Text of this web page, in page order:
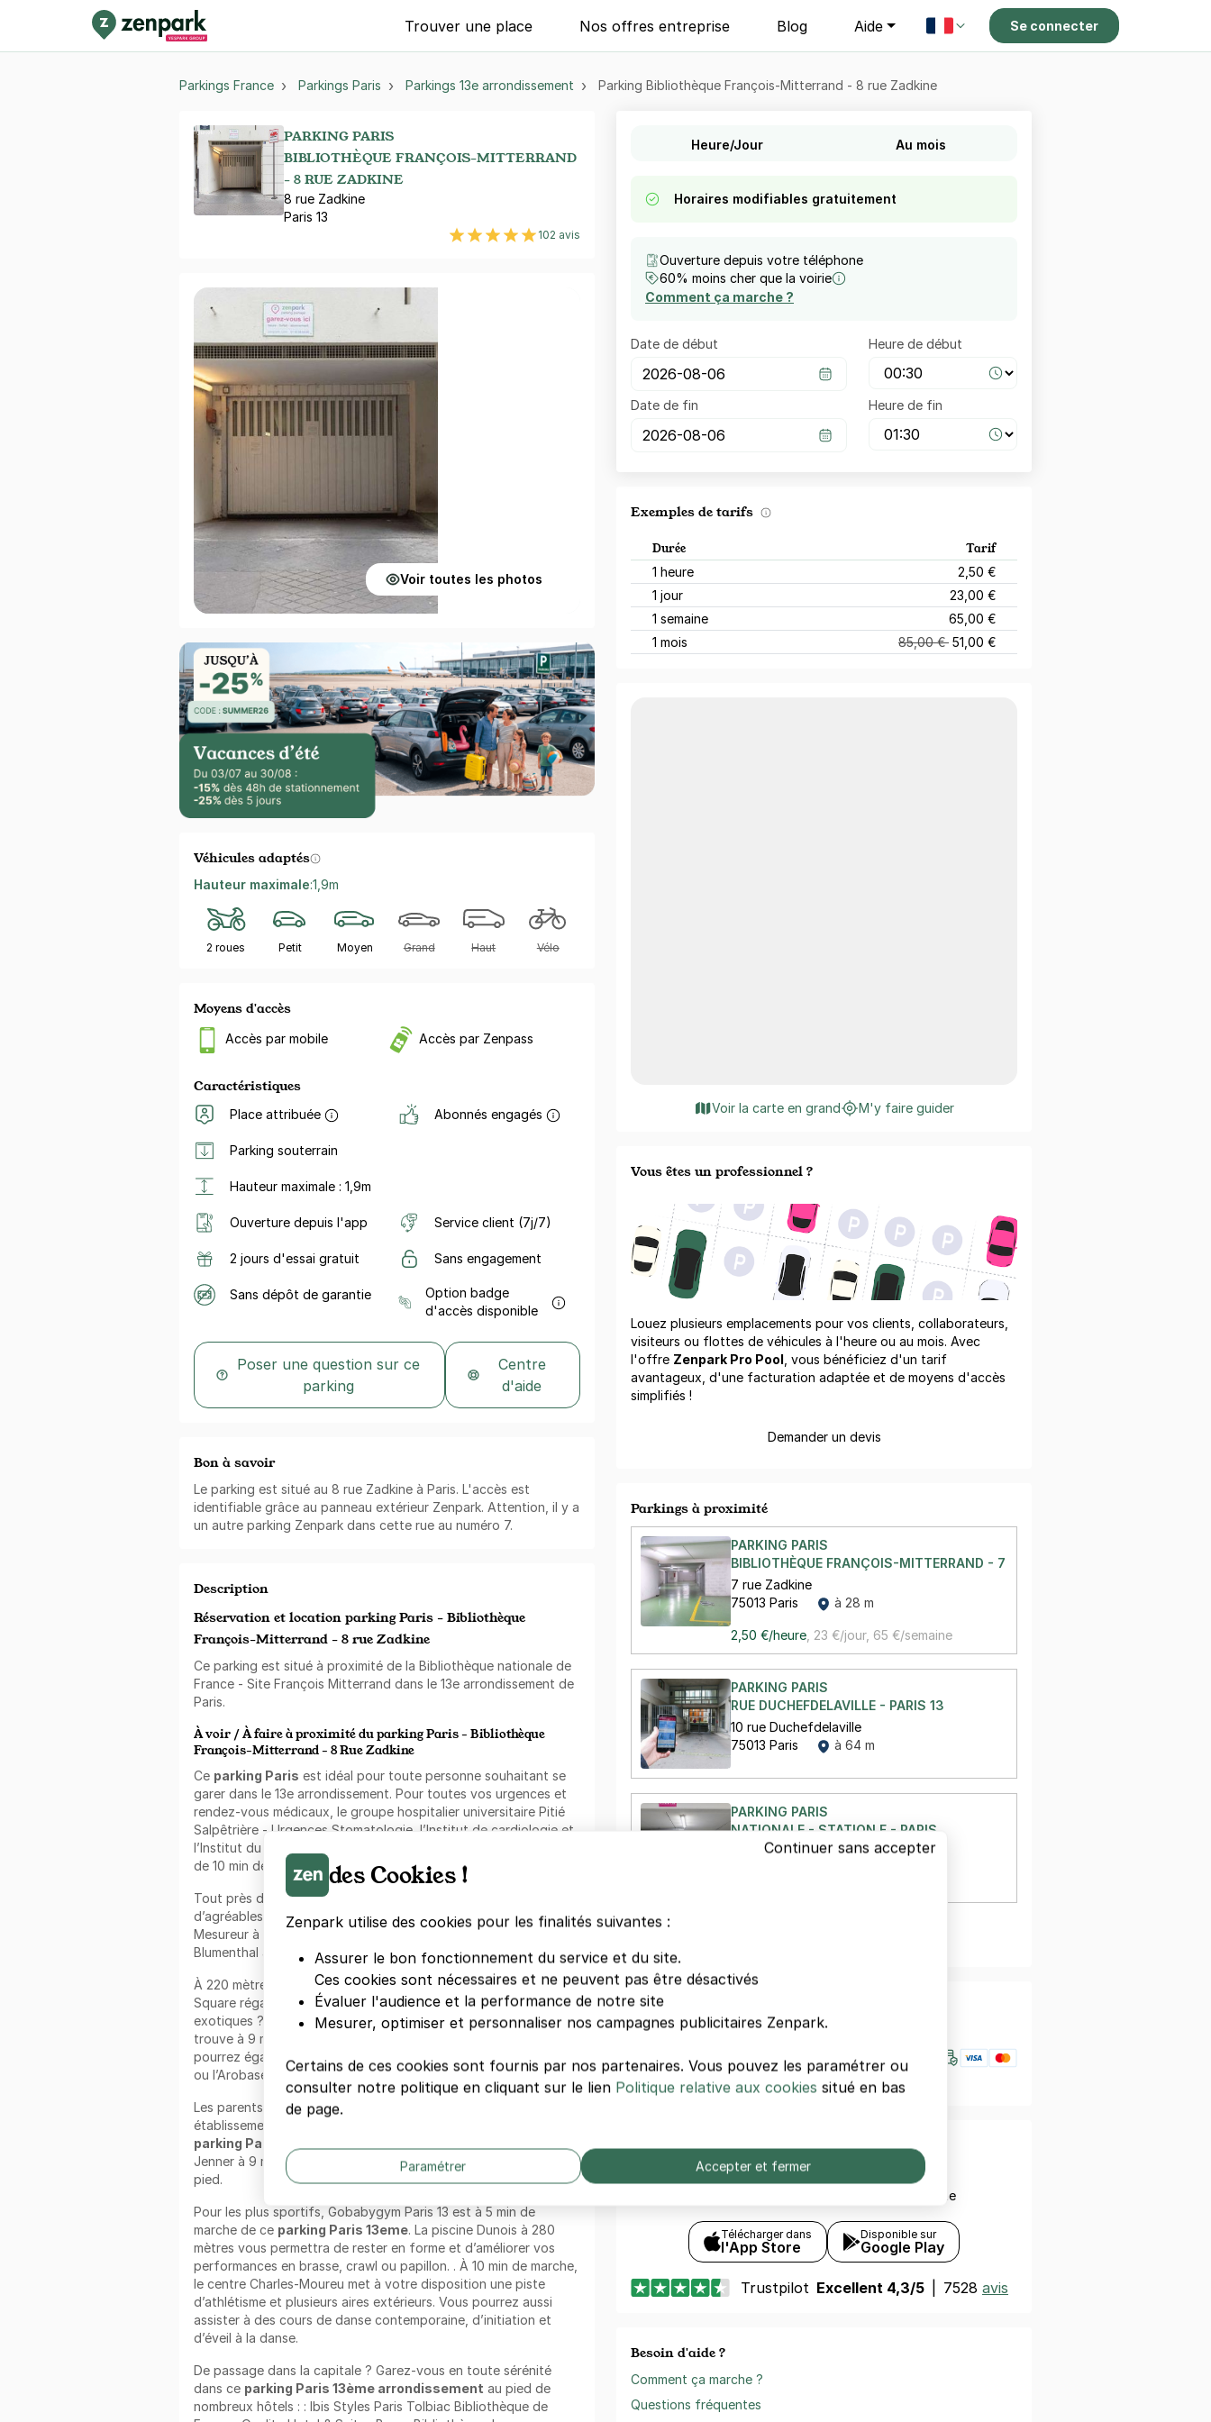
Trouver une place Nos offres entreprise Blog Aide Se connecter
Parkings France Parkings Paris Parkings 13e arrondissement Parking Bibliothèque François-Mitterrand - 8 rue Zadkine
PARKING PARIS
BIBLIOTHÈQUE FRANÇOIS-MITTERRAND
- 8 RUE ZADKINE
8 rue Zadkine
Paris 13
102 avis
Voir toutes les photos
Véhicules adaptés
Hauteur maximale:1,9m
2 roues Petit Moyen Grand Haut Vélo
Moyens d'accès
Accès par mobile Accès par Zenpass
Caractéristiques
Place attribuée Abonnés engagés
Parking souterrain
Hauteur maximale : 1,9m
Ouverture depuis l'app Service client (7j/7)
2 jours d'essai gratuit Sans engagement
Sans dépôt de garantie
Option badge
d'accès disponible
Poser une question sur ce
parking
Centre
d'aide
Bon à savoir
Le parking est situé au 8 rue Zadkine à Paris. L'accès est
identifiable grâce au panneau extérieur Zenpark. Attention, il y a
un autre parking Zenpark dans cette rue au numéro 7.
Description
Réservation et location parking Paris - Bibliothèque
François-Mitterrand - 8 rue Zadkine
Ce parking est situé à proximité de la Bibliothèque nationale de
France - Site François Mitterrand dans le 13e arrondissement de
Paris.
À voir / À faire à proximité du parking Paris - Bibliothèque
François-Mitterrand - 8 Rue Zadkine
Ce parking Paris est idéal pour toute personne souhaitant se
garer dans le 13e arrondissement. Pour toutes vos urgences et
rendez-vous médicaux, le groupe hospitalier universitaire Pitié
Salpêtrière - Urgences Stomatologie, l’Institut de cardiologie et
l’Institut du Cerveau et de la Moelle épinière sont tous à moins
de 10 min de marche.
Tout près de ceparking Paris 13
d’agréables balades dans les parcs suivants : le square Gustave-
Mesureur à 9 min à pied, le square Luis Say et le square Florence
Blumenthal à 10 min de marche.
À 220 mètres de ce parking Paris 13e, le restaurant Season
Square régalera vos papilles. À la recherche de saveurs
exotiques ? Le restaurant Khanchi est un bon choix car il se
trouve à 9 min de marche en passant par la rue Dunois. Vous
pourrez également prendre un bon café chez Anticafé Station F
ou l’Arobase Café situés à moins de 8 min à pied.
Les parents seront heureux de conduire leurs enfants aux
établissements suivants : l’école Primo-Levi à 12 min à pied de ce
parking Paris 13eme arrondissement
Jenner à 9 min de marche et l’école élémentaire Fagon à 15 min à
pied.
Pour les plus sportifs, Gobabygym Paris 13 est à 5 min de
marche de ce parking Paris 13eme. La piscine Dunois à 280
mètres vous permettra de rester en forme et d’améliorer vos
performances en brasse, crawl ou papillon. . À 10 min de marche,
le centre Charles-Moureu met à votre disposition une piste
d’athlétisme et plusieurs aires extérieurs. Vous pourrez aussi
assister à des cours de danse contemporaine, d’initiation et
d’éveil à la danse.
De passage dans la capitale ? Garez-vous en toute sérénité
dans ce parking Paris 13ème arrondissement au pied de
nombreux hôtels : : Ibis Styles Paris Tolbiac Bibliothèque de
Au mois
Heure/Jour
Horaires modifiables gratuitement
Ouverture depuis votre téléphone
60% moins cher que la voirie
Comment ça marche ?
Date de début Heure de début
Date de fin Heure de fin
Exemples de tarifs
Durée
Tarif
1 heure
2,50 €
1 jour
23,00 €
1 semaine
65,00 €
1 mois
85,00 € 51,00 €
Voir la carte en grand M'y faire guider
Vous êtes un professionnel ?
Louez plusieurs emplacements pour vos clients, collaborateurs,
visiteurs ou flottes de véhicules à l'heure ou au mois. Avec
l'offre Zenpark Pro Pool , vous bénéficiez d'un tarif
avantageux, d'une facturation adaptée et de moyens d'accès
simplifiés !
Demander un devis
Parkings à proximité
PARKING PARIS
BIBLIOTHÈQUE FRANÇOIS-MITTERRAND - 7 RUE ZADKINE
7 rue Zadkine
75013 Paris
à 28 m
2,50 €/heure 23 €/jour, 65 €/semaine
PARKING PARIS
RUE DUCHEFDELAVILLE - PARIS 13
10 rue Duchefdelaville
75013 Paris
à 64 m
PARKING PARIS
NATIONALE - STATION F - PARIS
45 rue Dunois
Votre paiement en toute confiance
Paiement sécurisé
Sans frais de réservation
Annulation gratuite
(Sous conditions)
Zenpark est présent sur votre smartphone
Téléchargement gratuit
Réservez, payez et ouvrez avec votre smartphone
Télécharger dans
l'App Store
Disponible sur
Google Play
Trustpilot Excellent 4,3/5 7528 avis
Besoin d'aide ?
Comment ça marche ?
Questions fréquentes
Continuer sans accepter
des Cookies !
Zenpark utilise des cookies pour les finalités suivantes :
Assurer le bon fonctionnement du service et du site.
Ces cookies sont nécessaires et ne peuvent pas être désactivés
Évaluer l'audience et la performance de notre site
Mesurer, optimiser et personnaliser nos campagnes publicitaires Zenpark.
Certains de ces cookies sont fournis par nos partenaires. Vous pouvez les paramétrer ou
consulter notre politique en cliquant sur le lien Politique relative aux cookies situé en bas
de page.
Paramétrer Accepter et fermer